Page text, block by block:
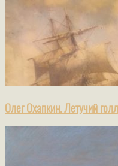
Олег Охапкин. Летучий